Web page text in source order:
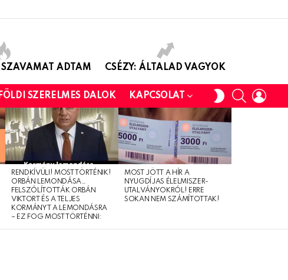
ADTAM CSÉZY: ÁLTALAD VAGYOK
SZERELMES DALOK KAPCSOLAT
SWITCH
SKIN
SEARCH
RENDKÍVÜLI! MOST TÖRTÉNIK!
ORBÁN LEMONDÁSA…
FELSZÓLÍTOTTÁK ORBÁN
VIKTORT ÉS A TELJES
KORMÁNYT A LEMONDÁSRA
– EZ FOG MOST TÖRTÉNNI:
MOST JÖTT A HÍR A
NYUGDÍJAS ÉLELMISZER-
UTALVÁNYOKRÓL! ERRE
SOKAN NEM SZÁMÍTOTTAK!